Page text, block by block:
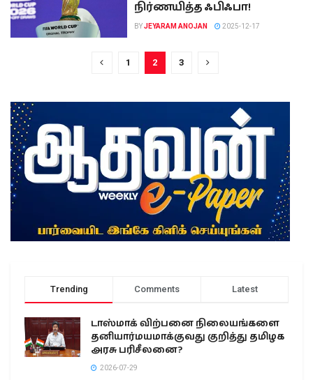
நிர்ணயித்த ஃபிஃபா!
BYJEYARAM ANOJAN 2025-12-17
1 2 3
Trending Comments Latest
டாஸ்மாக் விற்பனை நிலையங்களை
தனியார்மயமாக்குவது குறித்து தமிழக
அரசு பரிசீலனை?
2026-07-29